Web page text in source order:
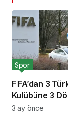
FIFA’dan 3
Kulübüne 3
Transfer
Spor
3 ay önce